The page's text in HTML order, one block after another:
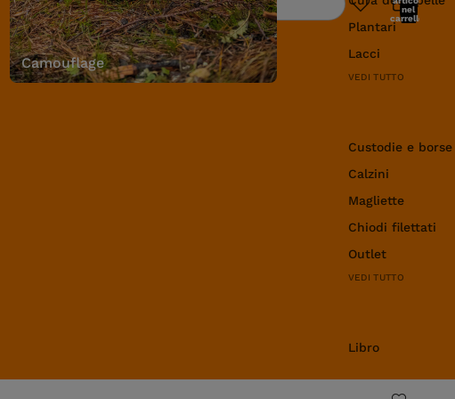
Camouflage
Plantari
Lacci
VEDI TUTTO
Custodie e
Calzini
Magliette
Chiodi filettati
Outlet
VEDI TUTTO
Libro
Ricerca
nel
carrello: